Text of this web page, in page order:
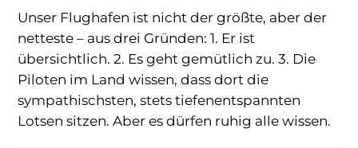
Unser Flughafen ist nicht der größte, aber der
netteste – aus drei Gründen: 1. Er ist
übersichtlich. 2. Es geht gemütlich zu. 3. Die
Piloten im Land wissen, dass dort die
sympathischsten, stets tiefenentspannten
Lotsen sitzen. Aber es dürfen ruhig alle wissen.